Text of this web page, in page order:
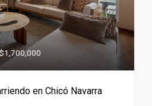
en Chicó Navarra